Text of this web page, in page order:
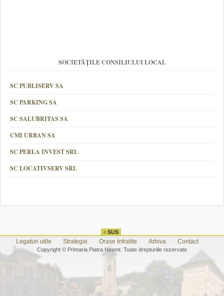
SOCIETĂȚILE CONSILIULUI LOCAL
SC PUBLISERV SA
SC PARKING SA
SC SALUBRITAS SA
CMI URBAN SA
SC PERLA INVEST SRL
SC LOCATIVSERV SRL
Legaturi utile Strategie Orase Infratite Arhiva Contact
Copyright © Primaria Piatra Neamt. Toate drepturiile rezervate